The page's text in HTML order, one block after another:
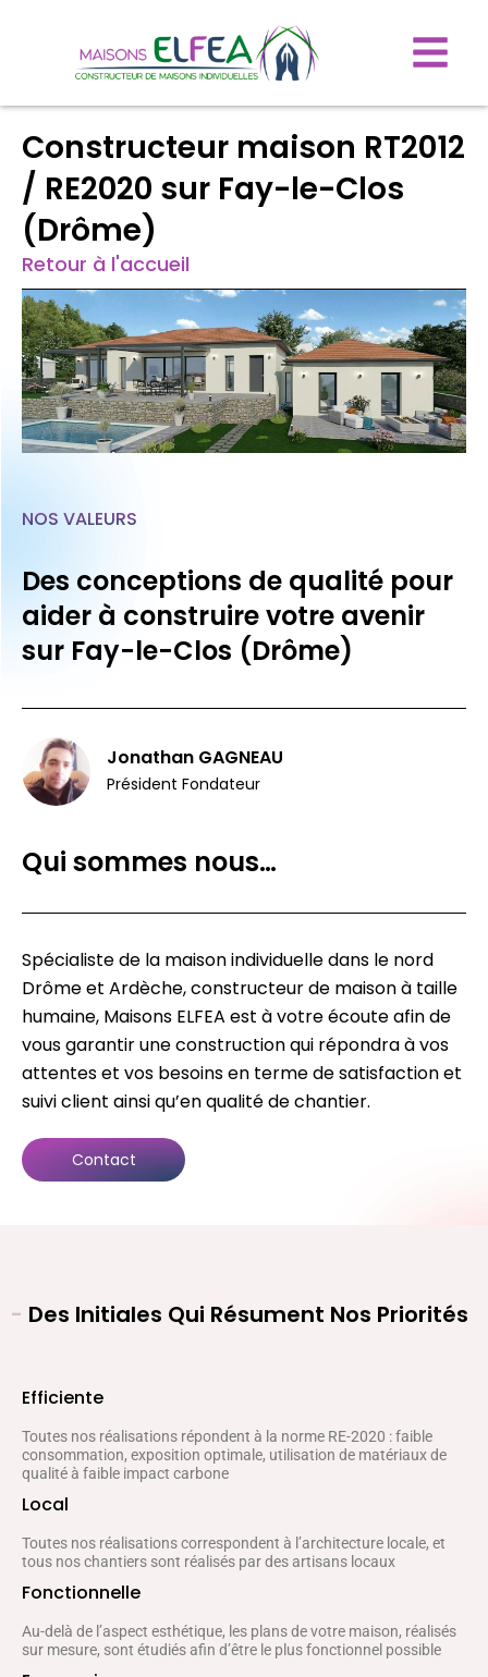
Constructeur maison RT2012
/ RE2020 sur Fay-le-Clos
(Drôme)
Retour à l'accueil
Qui sommes nous…
Spécialiste de la maison individuelle dans le nord
Drôme et Ardèche, constructeur de maison à taille
humaine, Maisons ELFEA est à votre écoute afin de
vous garantir une construction qui répondra à vos
attentes et vos besoins en terme de satisfaction et
suivi client ainsi qu’en qualité de chantier.
Contact
NOS VALEURS
Des conceptions de qualité pour
aider à construire votre avenir
sur Fay-le-Clos (Drôme)
Jonathan GAGNEAU
Président Fondateur
- Des Initiales Qui Résument Nos Priorités
Efficiente
Toutes nos réalisations répondent à la norme RE-2020 : faible
consommation, exposition optimale, utilisation de matériaux de
qualité à faible impact carbone
Local
Toutes nos réalisations correspondent à l’architecture locale, et
tous nos chantiers sont réalisés par des artisans locaux
Fonctionnelle
Au-delà de l’aspect esthétique, les plans de votre maison, réalisés
sur mesure, sont étudiés afin d’être le plus fonctionnel possible